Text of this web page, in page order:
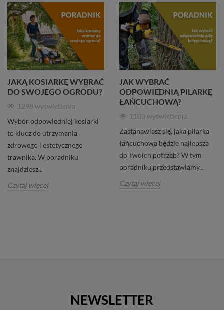
JAKĄ KOSIARKĘ WYBRAĆ
DO SWOJEGO OGRODU?
1298 wyświetlenia
Wybór odpowiedniej kosiarki
to klucz do utrzymania
zdrowego i estetycznego
trawnika. W poradniku
znajdziesz...
Czytaj więcej
JAK WYBRAĆ
ODPOWIEDNIĄ PILARKĘ
ŁAŃCUCHOWĄ?
1103 wyświetlenia
Zastanawiasz się, jaka pilarka
łańcuchowa będzie najlepsza
do Twoich potrzeb? W tym
poradniku przedstawiamy...
Czytaj więcej
NEWSLETTER